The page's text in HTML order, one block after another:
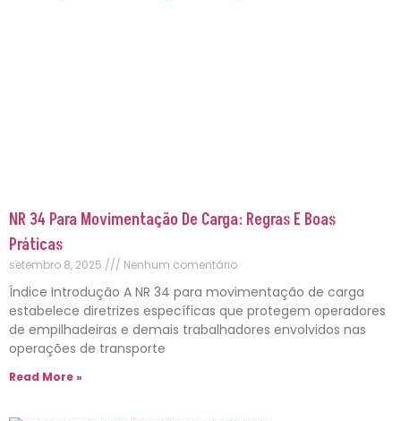
NR 34 Para Movimentação De Carga: Regras E Boas
Práticas
setembro 8, 2025 Nenhum comentário
Índice Introdução A NR 34 para movimentação de carga
estabelece diretrizes específicas que protegem operadores
de empilhadeiras e demais trabalhadores envolvidos nas
operações de transporte
Read More »